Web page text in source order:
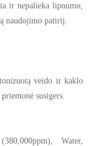
ir nepalieka lipnumo,
naudojimo patirtį.
veido ir kaklo
susigers.
Water,